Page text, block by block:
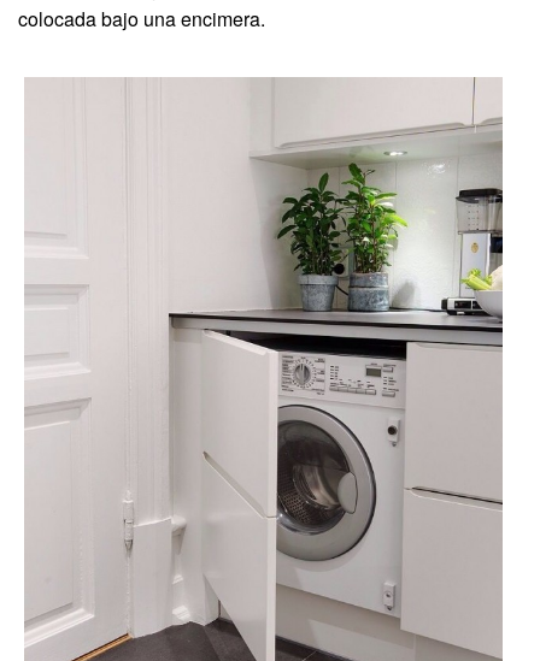
colocada bajo una encimera.